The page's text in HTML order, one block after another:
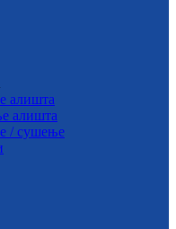
алишта
алишта
/ сушење